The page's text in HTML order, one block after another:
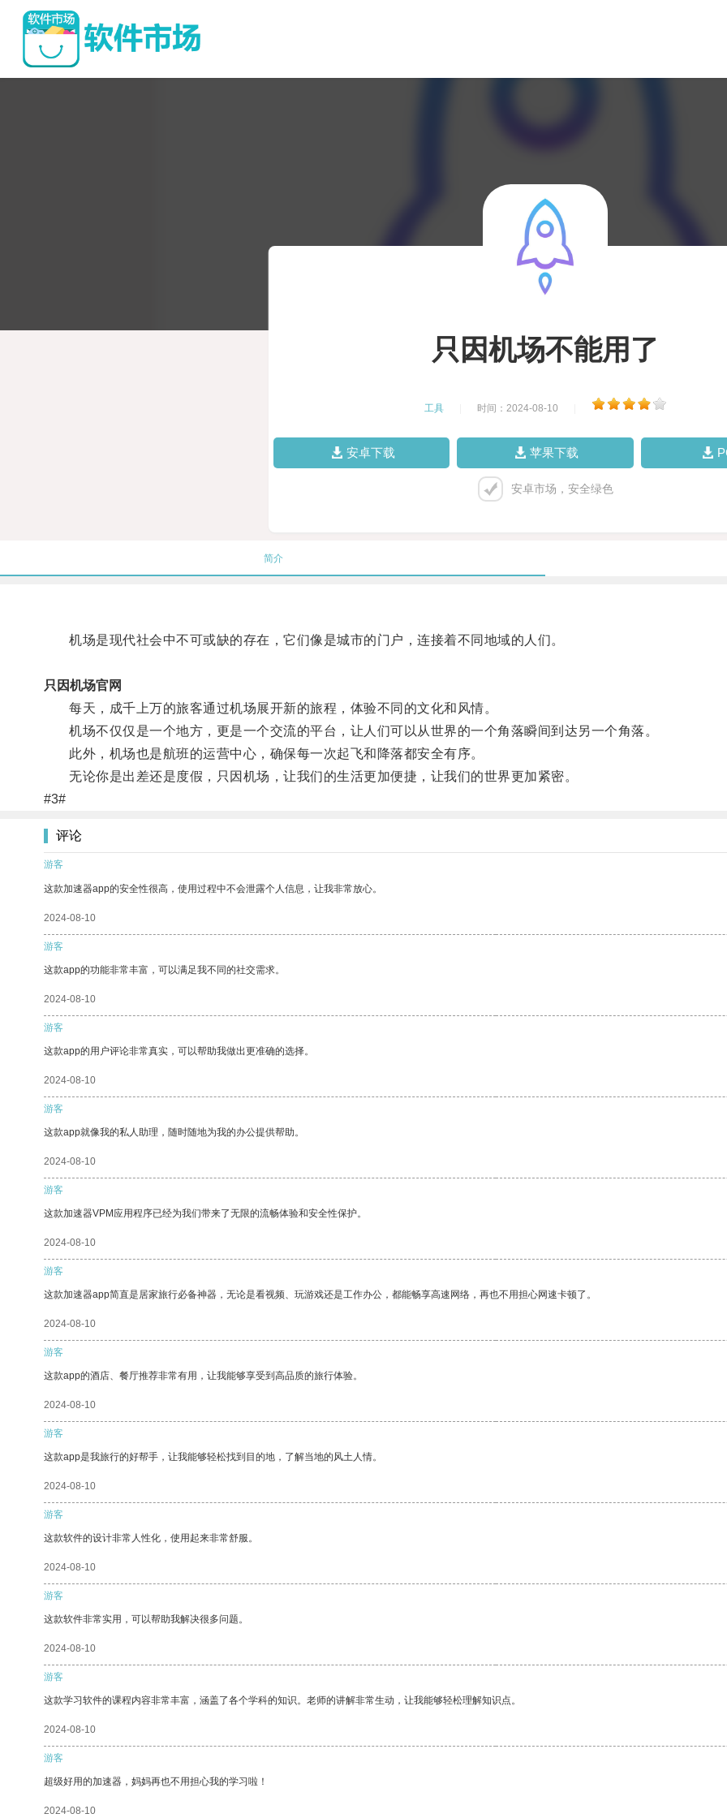
只因机场不能用了
工具 时间：2024-08-10
安卓下载 苹果下载
安卓市场，安全绿色
简介
机场是现代社会中不可或缺的存在，它们像是城市的门户，连接着不同地域的人们。
只因机场官网
每天，成千上万的旅客通过机场展开新的旅程，体验不同的文化和风情。
机场不仅仅是一个地方，更是一个交流的平台，让人们可以从世界的一个角落瞬间到达另一个角落。
此外，机场也是航班的运营中心，确保每一次起飞和降落都安全有序。
无论你是出差还是度假，只因机场，让我们的生活更加便捷，让我们的世界更加紧密。
#3#
评论
游客
这款加速器app的安全性很高，使用过程中不会泄露个人信息，让我非常放心。
2024-08-10
游客
这款app的功能非常丰富，可以满足我不同的社交需求。
2024-08-10
游客
这款app的用户评论非常真实，可以帮助我做出更准确的选择。
2024-08-10
游客
这款app就像我的私人助理，随时随地为我的办公提供帮助。
2024-08-10
游客
这款加速器VPM应用程序已经为我们带来了无限的流畅体验和安全性保护。
2024-08-10
游客
这款加速器app简直是居家旅行必备神器，无论是看视频、玩游戏还是工作办公，都能畅享高速网络，再也不用担心网速卡顿了。
2024-08-10
游客
这款app的酒店、餐厅推荐非常有用，让我能够享受到高品质的旅行体验。
2024-08-10
游客
这款app是我旅行的好帮手，让我能够轻松找到目的地，了解当地的风土人情。
2024-08-10
游客
这款软件的设计非常人性化，使用起来非常舒服。
2024-08-10
游客
这款软件非常实用，可以帮助我解决很多问题。
2024-08-10
游客
这款学习软件的课程内容非常丰富，涵盖了各个学科的知识。老师的讲解非常生动，让我能够轻松理解知识点。
2024-08-10
游客
超级好用的加速器，妈妈再也不用担心我的学习啦！
2024-08-10